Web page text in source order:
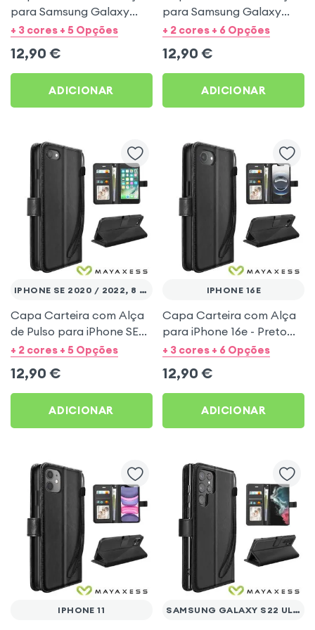
para Samsung Galaxy
A53 5G - Preto Mayaxess
+ 3 cores + 5 Opções
12,90 €
ADICIONAR
para Samsung Galaxy
A27 - Preto Mayaxess
+ 2 cores + 6 Opções
12,90 €
ADICIONAR
IPHONE SE 2020 / 2022, 8 E 7
Capa Carteira com Alça
de Pulso para iPhone SE
2020 / 2022, 8 e 7 - Preto
+ 2 cores + 5 Opções
12,90 €
ADICIONAR
IPHONE 16E
Capa Carteira com Alça
para iPhone 16e - Preto
Mayaxess
+ 3 cores + 6 Opções
12,90 €
ADICIONAR
IPHONE 11 SAMSUNG GALAXY S22 ULTRA